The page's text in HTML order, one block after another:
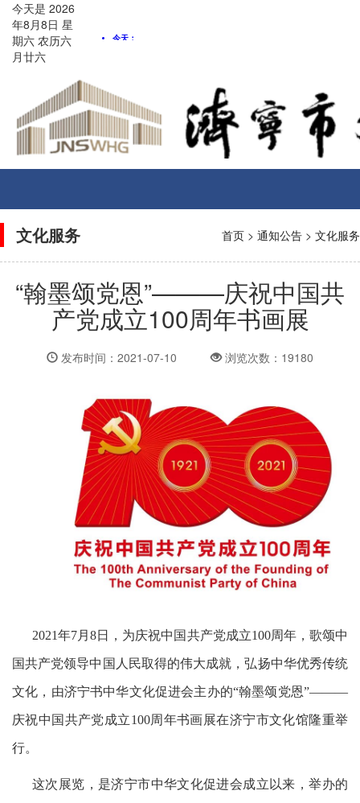
今天是 2026
年8月8日 星
期六 农历六
月廿六
文化服务 首页 > 通知公告 > 文化服务
“翰墨颂党恩”———庆祝中国共
产党成立100周年书画展
发布时间：2021-07-10 浏览次数：19180
2021年7月8日，为庆祝中国共产党成立100周年，歌颂中
国共产党领导中国人民取得的伟大成就，弘扬中华优秀传统
文化，由济宁书中华文化促进会主办的“翰墨颂党恩”———
庆祝中国共产党成立100周年书画展在济宁市文化馆隆重举
行。
这次展览，是济宁市中华文化促进会成立以来，举办的